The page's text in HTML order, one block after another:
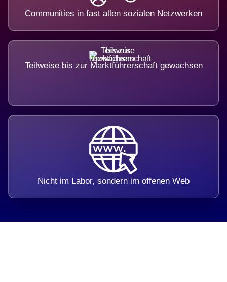
Communities in fast allen sozialen Netzwerken
Teilweise bis zur Marktführerschaft gewachsen
Nicht im Labor, sondern im offenen Web